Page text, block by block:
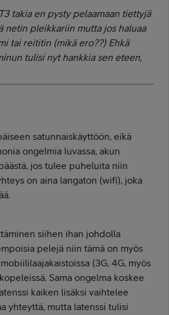
takia en pysty pelaamaan tiettyjä
netin pleikkariin mutta jos haluaa
tai reititin (mikä ero??) Ehkä
tulisi nyt hankkia sen eteen,
satunnaiskäyttöön, eikä
ongelmia luvassa, akun
jos tulee puheluita niin
on aina langaton (wifi), joka
siihen ihan johdolla
pelejä niin tämä on myös
(3G, 4G, myös
Sama ongelma koskee
kaiken lisäksi vaihtelee
yhteyttä, mutta latenssi tulisi